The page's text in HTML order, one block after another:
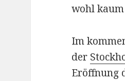
wohl
Im
der
Eröffnung